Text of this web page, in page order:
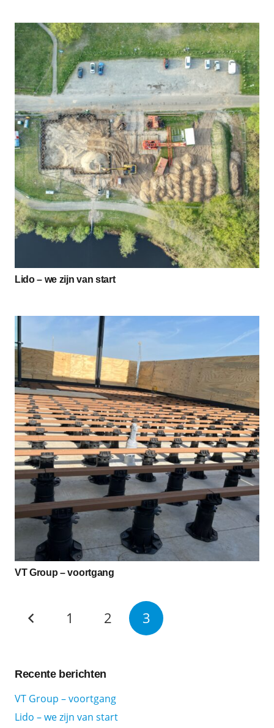
Lido – we zijn van start
VT Group – voortgang
1 2 3
Recente berichten
VT Group – voortgang
Lido – we zijn van start